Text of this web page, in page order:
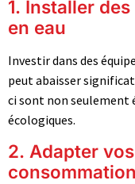
1. Installer
en eau
Investir dans des
peut abaisser
ci sont non seulement
écologiques.
2. Adapter
consommation